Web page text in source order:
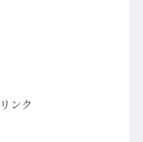
ンク